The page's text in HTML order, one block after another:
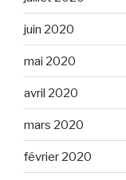
juin 2020
mai 2020
avril 2020
mars 2020
février 2020